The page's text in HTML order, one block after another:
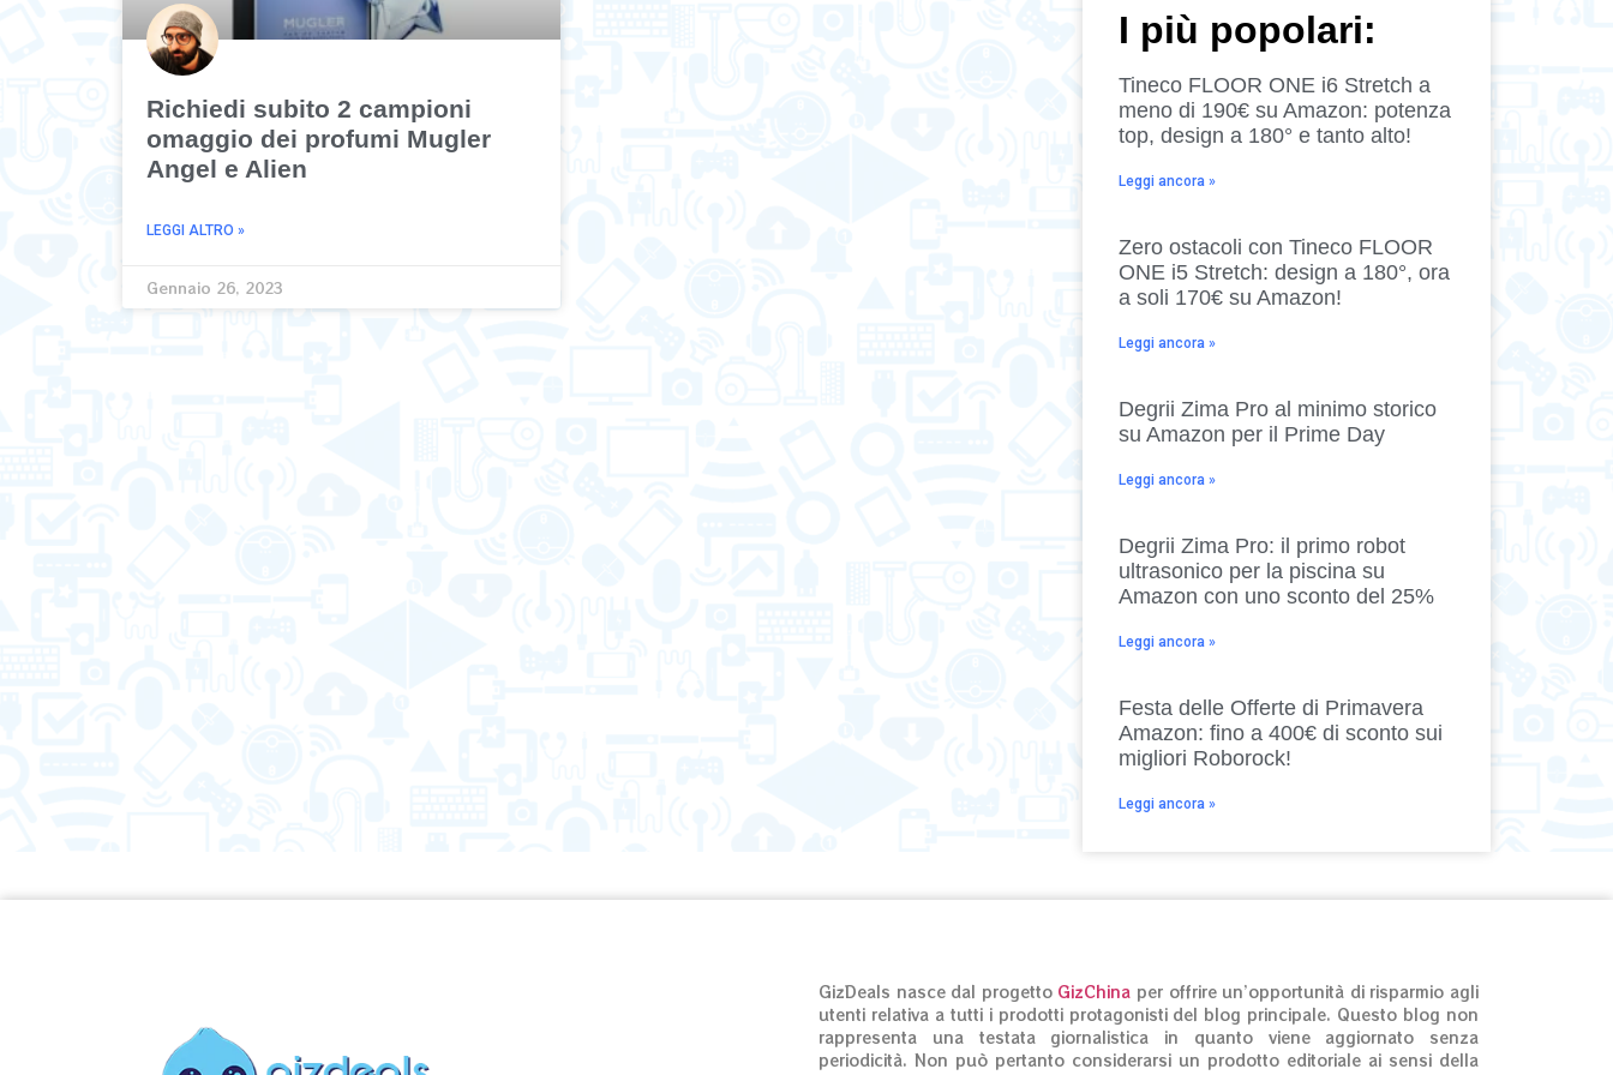
Richiedi subito 2 campioni
omaggio dei profumi Mugler
Angel e Alien
LEGGI ALTRO »
Gennaio 26, 2023
I più popolari:
Tineco FLOOR ONE i6 Stretch a
meno di 190€ su Amazon: potenza
top, design a 180° e tanto alto!
Leggi ancora »
Zero ostacoli con Tineco FLOOR
ONE i5 Stretch: design a 180°, ora
a soli 170€ su Amazon!
Leggi ancora »
Degrii Zima Pro al minimo storico
su Amazon per il Prime Day
Leggi ancora »
Degrii Zima Pro: il primo robot
ultrasonico per la piscina su
Amazon con uno sconto del 25%
Leggi ancora »
Festa delle Offerte di Primavera
Amazon: fino a 400€ di sconto sui
migliori Roborock!
Leggi ancora »
GizDeals nasce dal progetto GizChina per offrire un’opportunità di risparmio agli
utenti relativa a tutti i prodotti protagonisti del blog principale. Questo blog non
rappresenta una testata giornalistica in quanto viene aggiornato senza
periodicità. Non può pertanto considerarsi un prodotto editoriale ai sensi della